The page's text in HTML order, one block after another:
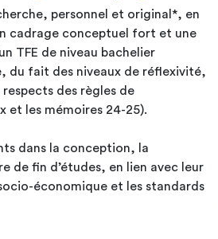
personnel et original*, en
cadrage conceptuel fort et une
TFE de niveau bachelier
du fait des niveaux de réflexivité,
des règles de
et les mémoires 24-25).
dans la conception, la
de fin d’études, en lien avec leur
économique et les standards